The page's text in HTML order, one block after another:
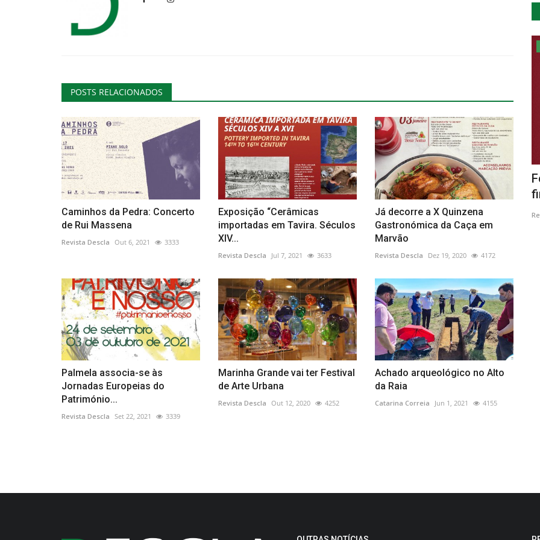
POSTS RELACIONADOS
Caminhos da Pedra: Concerto
de Rui Massena
Revista Descla Out 6, 2021 3333
Exposição “Cerâmicas
importadas em Tavira. Séculos
XIV...
Revista Descla Jul 7, 2021 3633
Já decorre a X Quinzena
Gastronómica da Caça em
Marvão
Revista Descla Dez 19, 2020 4172
Palmela associa-se às
Jornadas Europeias do
Património...
Revista Descla Set 22, 2021 3339
Marinha Grande vai ter Festival
de Arte Urbana
Revista Descla Out 12, 2020 4252
Achado arqueológico no Alto
da Raia
Catarina Correia Jun 1, 2021 4155
Encontro com Irene Flunser Pimentel
em Tavira
Revista Descla Out 10, 2021
Festa das Varas do Fumeiro é já este
fim de semana
Revista Descla Jan 29, 2021 4069